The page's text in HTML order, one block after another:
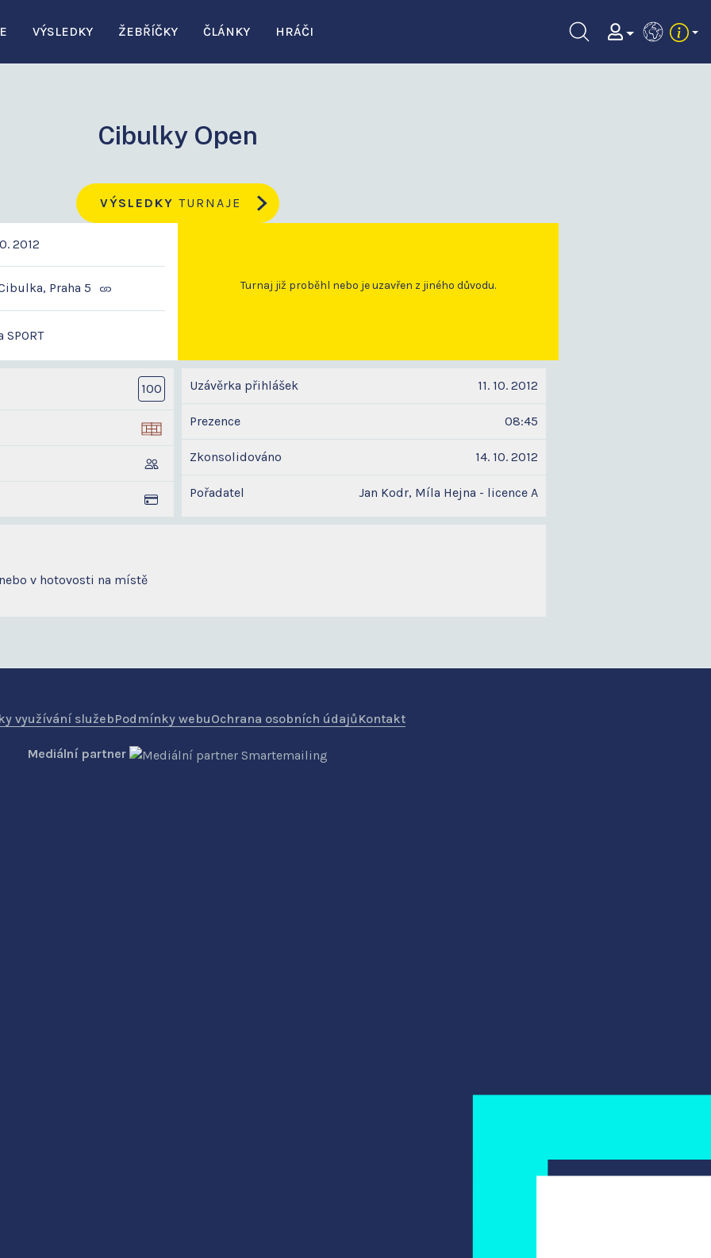
VÝSLEDKY ŽEBŘÍČKY ČLÁNKY HRÁČI
EN
Cibulky Open
VÝSLEDKY TURNAJE
2012
Praha 5 Turnaj již proběhl nebo je uzavřen z jiného důvodu.
100 Uzávěrka přihlášek 11. 10. 2012
Prezence 08:45
Zkonsolidováno 14. 10. 2012
Pořadatel Jan Kodr, Míla Hejna - licence A
v hotovosti na místě
využívání služebPodmínky webuOchrana osobních údajůKontakt
Mediální partner